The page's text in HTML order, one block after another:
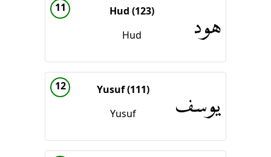
11
Hud (123)
Hud
هود
12
Yusuf (111)
Yusuf
يوسف